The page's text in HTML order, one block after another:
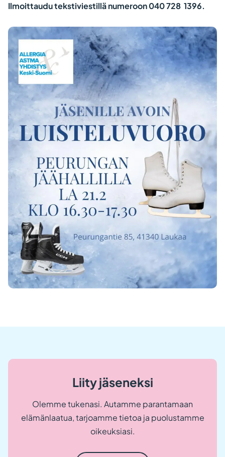
Ilmoittaudu tekstiviestillä numeroon 040 728 1396.
Liity jäseneksi
Olemme tukenasi. Autamme parantamaan
elämänlaatua, tarjoamme tietoa ja puolustamme
oikeuksiasi.